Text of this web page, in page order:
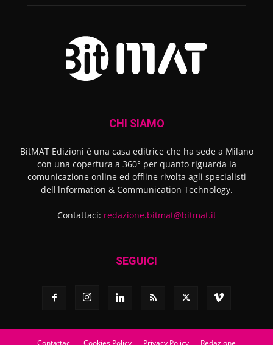
CHI SIAMO
BitMAT Edizioni è una casa editrice che ha sede a Milano
con una copertura a 360° per quanto riguarda la
comunicazione online ed offline rivolta agli specialisti
dell'lnformation & Communication Technology.
Contattaci: redazione.bitmat@bitmat.it
SEGUICI
Contattaci Cookies Policy Privacy Policy Redazione